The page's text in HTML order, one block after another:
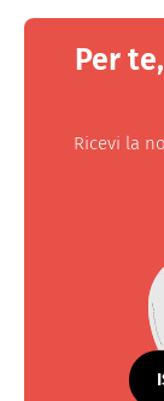
Per
Ricevi la